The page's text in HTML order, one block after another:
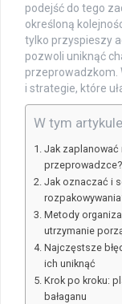
podejść do tego
określoną
tylko przyspieszy
pozwoli uniknąć
przeprowadzkom.
i strategie, które
W tym
Jak zaplanować
przeprowadzce?
Jak oznaczać i
Metody
utrzymanie
Najczęstsze
ich uniknąć
Krok po kroku:
bałaganu